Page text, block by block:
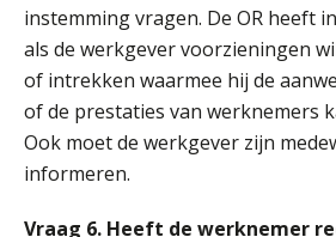
instemming vragen. De OR heeft
als de werkgever voorzieningen
of intrekken waarmee hij de
of de prestaties van werknemers
Ook moet de werkgever zijn
informeren.
Vraag 6. Heeft de werknemer
25
AUG
MOCuitgevers
25
AUG